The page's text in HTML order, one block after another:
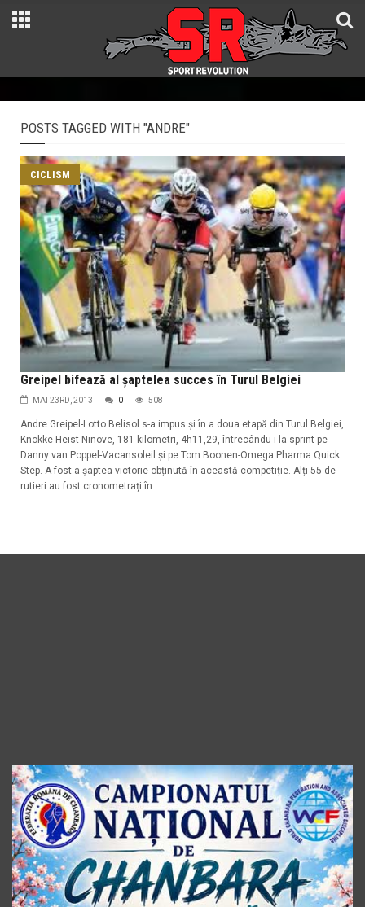
POSTS TAGGED WITH "ANDRE"
CICLISM
Greipel bifează al șaptelea succes în Turul Belgiei
MAI 23RD, 2013 0 508
Andre Greipel-Lotto Belisol s-a impus și în a doua etapă din Turul Belgiei,
Knokke-Heist-Ninove, 181 kilometri, 4h11,29, întrecându-i la sprint pe
Danny van Poppel-Vacansoleil și pe Tom Boonen-Omega Pharma Quick
Step. A fost a șaptea victorie obținută în această competiție. Alți 55 de
rutieri au fost cronometrați în...